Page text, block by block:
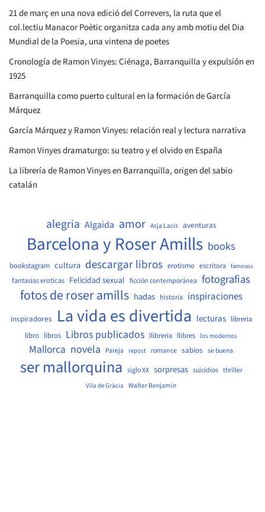
21 de març en una nova edició del Correvers, la ruta que el
col.lectiu Manacor Poètic organitza cada any amb motiu del Dia
Mundial de la Poesia, una vintena de poetes
Cronología de Ramon Vinyes: Ciénaga, Barranquilla y expulsión en
1925
Barranquilla como puerto cultural en la formación de García
Márquez
García Márquez y Ramon Vinyes: relación real y lectura narrativa
Ramon Vinyes dramaturgo: su teatro y el olvido en España
La librería de Ramon Vinyes en Barranquilla, origen del sabio
catalán
alegria Algaida amor Asja Lacis aventuras
Barcelona y Roser Amills books
bookstagram cultura descargar libros erotismo escritora famosos
fantasias eroticas Felicidad sexual ficción contemporánea fotografias
fotos de roser amills hadas historia inspiraciones
inspiradores La vida es divertida lecturas libreria
libro libros Libros publicados llibreria llibres los modernos
Mallorca novela Pareja repost romance sabios se buena
ser mallorquina siglo XX sorpresas suicidios thriller
Vila de Gràcia Walter Benjamin